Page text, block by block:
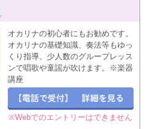
オカリナの初心者にもお勧めです。
オカリナの基礎知識、奏法等もゆっ
くり指導。少人数のグループレッス
ンで唱歌や童謡が吹けます。※楽器
講座
※Webでのエントリーはできません